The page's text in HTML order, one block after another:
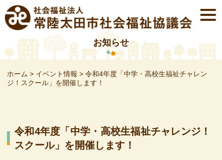
Skip
to
content
お知らせ
ホーム > イベント情報 > 令和4年度「中学・高校生福祉チャレン
ジ！スクール」を開催します！
令和4年度「中学・高校生福祉チャレンジ！
スクール」を開催します！